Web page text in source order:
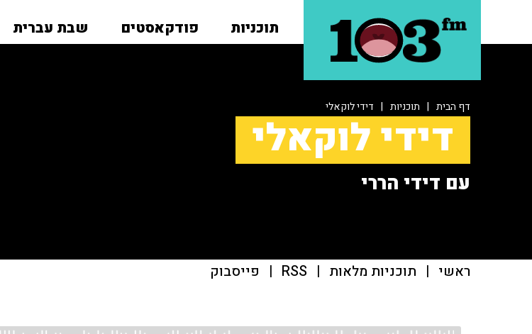
תוכניות פודקאסטים שבת עברית
דף הבית | תוכניות | דידי לוקאלי
דידי לוקאלי
עם דידי הררי
ראשי | תוכניות מלאות |
RSS
| פייסבוק